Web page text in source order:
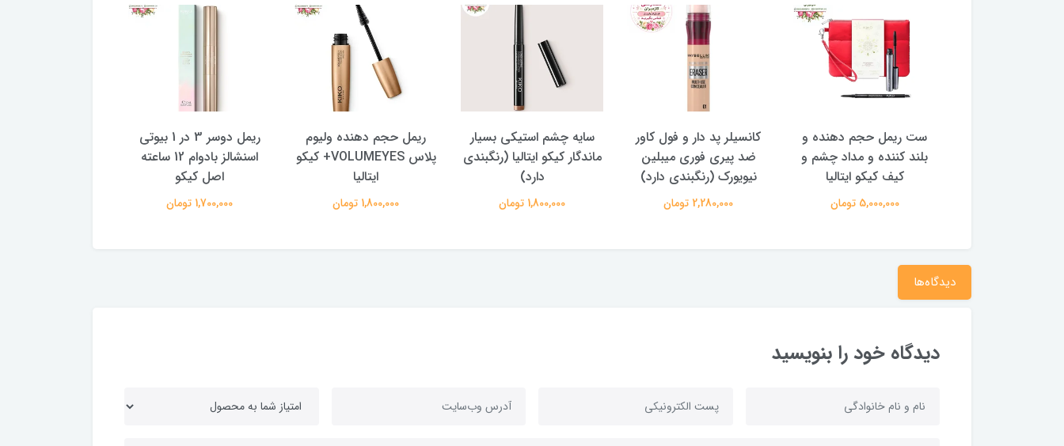
ست ریمل حجم دهنده و
بلند کننده و مداد چشم و
کیف کیکو ایتالیا
5,000,000 تومان
کانسیلر پد دار و فول کاور
ضد پیری فوری میبلین
نیویورک (رنگبندی دارد)
2,280,000 تومان
سایه چشم استیکی بسیار
ماندگار کیکو ایتالیا (رنگبندی
دارد)
1,800,000 تومان
ریمل حجم دهنده ولیوم
پلاس VOLUMEYES+ کیکو
ایتالیا
1,800,000 تومان
ریمل دوسر 3 در 1 بیوتی
اسنشالز بادوام 12 ساعته
اصل کیکو
1,700,000 تومان
دیدگاه‌ها
دیدگاه خود را بنویسید